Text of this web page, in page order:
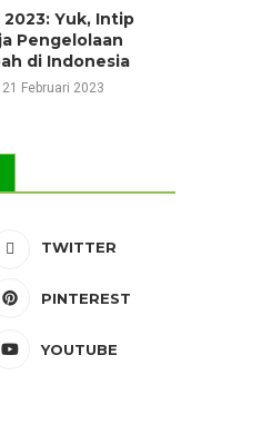
2023: Yuk, Intip
Pengelolaan
di Indonesia
Februari 2023
TWITTER
PINTEREST
YOUTUBE